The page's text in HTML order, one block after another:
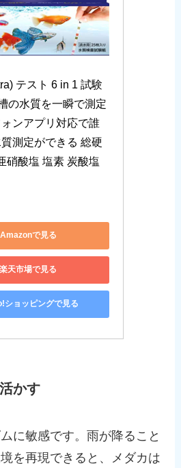
テスト 6 in 1 試験
の水質を一瞬で測定
ンアプリ対応で誰
測定ができる 総硬
硝酸塩 塩素 炭酸塩
Amazonで見る
楽天市場で見る
ショッピングで見る
かす
に敏感です。雨が降ること
を再現できると、メダカは